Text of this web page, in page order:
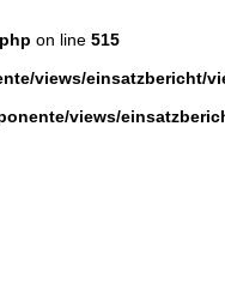
on line 515
views/einsatzbericht/
views/